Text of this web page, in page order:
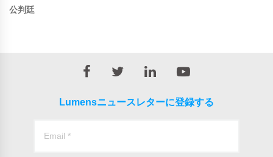
公判廷
Lumensニュースレターに登録する